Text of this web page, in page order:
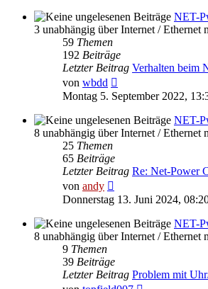
NET-
3 unabhängig über Internet / Ethernet
59 Themen
192 Beiträge
Letzter Beitrag Verhalten beim
von wbdd
Beitrag
Montag 5. September 2022,
NET-
8 unabhängig über Internet / Ethernet
25 Themen
65 Beiträge
Letzter Beitrag Re: Net-Power
von andy
Beitrag
Donnerstag 13. Juni 2024,
NET-
8 unabhängig über Internet / Ethernet
9 Themen
39 Beiträge
Letzter Beitrag Problem mit